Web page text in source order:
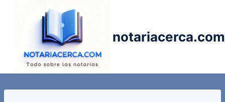
notariacerca.com